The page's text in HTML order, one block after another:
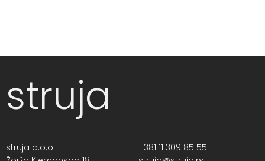
struja
struja d.o.o.
+381 11 309 85 55